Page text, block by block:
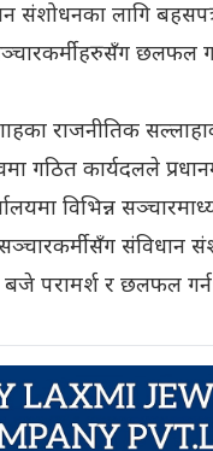
संशोधनका लागि
छलफल
शाहका राजनीतिक
गठित कार्यदलले
विभिन्न
सञ्चारकर्मीसँग संविधान
परामर्श र छलफल गर्न